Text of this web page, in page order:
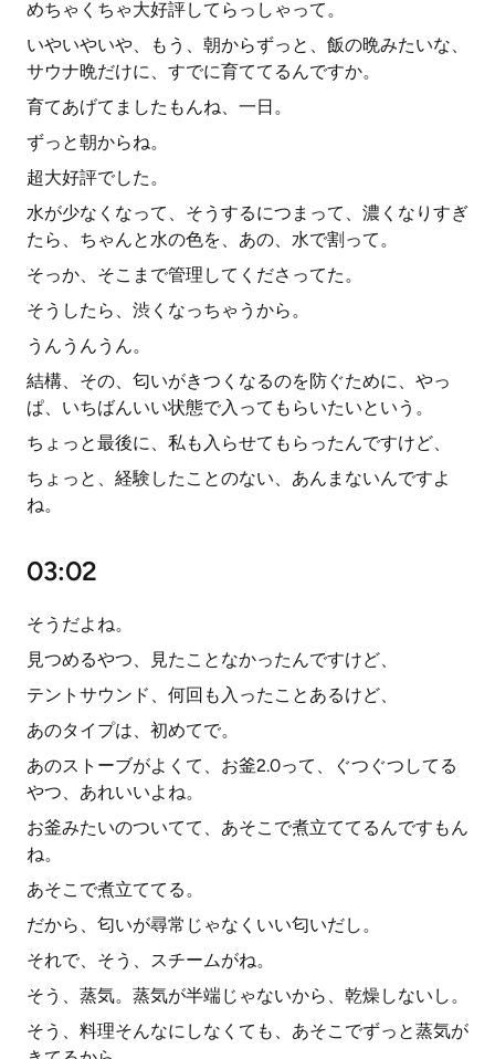
めちゃくちゃ大好評してらっしゃって。
いやいやいや、もう、朝からずっと、飯の晩みたいな、
サウナ晩だけに、すでに育ててるんですか。
育てあげてましたもんね、一日。
ずっと朝からね。
超大好評でした。
水が少なくなって、そうするにつまって、濃くなりすぎ
たら、ちゃんと水の色を、あの、水で割って。
そっか、そこまで管理してくださってた。
そうしたら、渋くなっちゃうから。
うんうんうん。
結構、その、匂いがきつくなるのを防ぐために、やっ
ぱ、いちばんいい状態で入ってもらいたいという。
ちょっと最後に、私も入らせてもらったんですけど、
ちょっと、経験したことのない、あんまないんですよ
ね。
03:02
そうだよね。
見つめるやつ、見たことなかったんですけど、
テントサウンド、何回も入ったことあるけど、
あのタイプは、初めてで。
あのストーブがよくて、お釜2.0って、ぐつぐつしてる
やつ、あれいいよね。
お釜みたいのついてて、あそこで煮立ててるんですもん
ね。
あそこで煮立ててる。
だから、匂いが尋常じゃなくいい匂いだし。
それで、そう、スチームがね。
そう、蒸気。蒸気が半端じゃないから、乾燥しないし。
そう、料理そんなにしなくても、あそこでずっと蒸気が